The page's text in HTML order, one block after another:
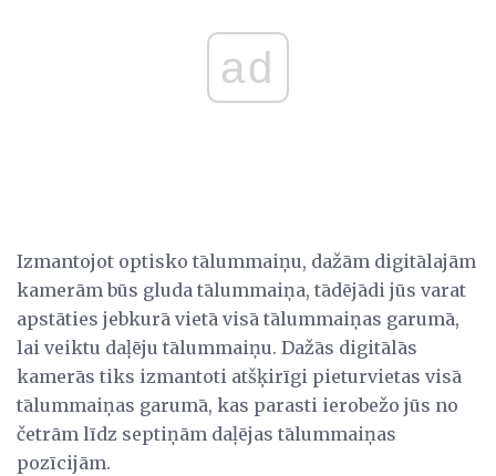
ad
Izmantojot optisko tālummaiņu, dažām digitālajām
kamerām būs gluda tālummaiņa, tādējādi jūs varat
apstāties jebkurā vietā visā tālummaiņas garumā,
lai veiktu daļēju tālummaiņu. Dažās digitālās
kamerās tiks izmantoti atšķirīgi pieturvietas visā
tālummaiņas garumā, kas parasti ierobežo jūs no
četrām līdz septiņām daļējas tālummaiņas
pozīcijām.